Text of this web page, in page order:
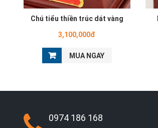
Chú tiểu thiền trúc dát vàng
3,100,000đ
MUA NGAY
0974 186 168